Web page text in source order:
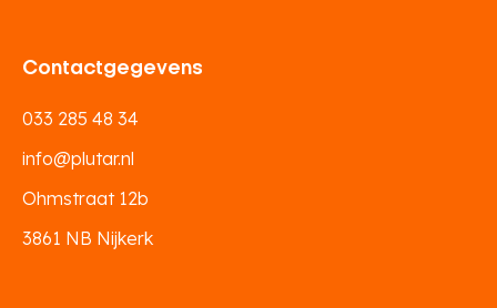
Contactgegevens
033 285 48 34
info@plutar.nl
Ohmstraat 12b
3861 NB Nijkerk